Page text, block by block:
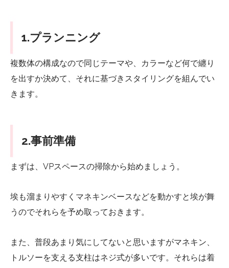
1.プランニング
複数体の構成なので同じテーマや、カラーなど何で纏り
を出すか決めて、それに基づきスタイリングを組んでい
きます。
2.事前準備
まずは、VPスペースの掃除から始めましょう。
埃も溜まりやすくマネキンベースなどを動かすと埃が舞
うのでそれらを予め取っておきます。
また、普段あまり気にしてないと思いますがマネキン、
トルソーを支える支柱はネジ式が多いです。それらは着